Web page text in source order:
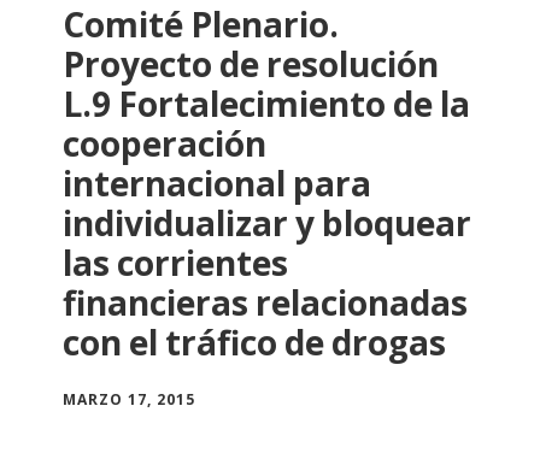
Comité Plenario.
Proyecto de resolución
L.9 Fortalecimiento de la
cooperación
internacional para
individualizar y bloquear
las corrientes
financieras relacionadas
con el tráfico de drogas
MARZO 17, 2015